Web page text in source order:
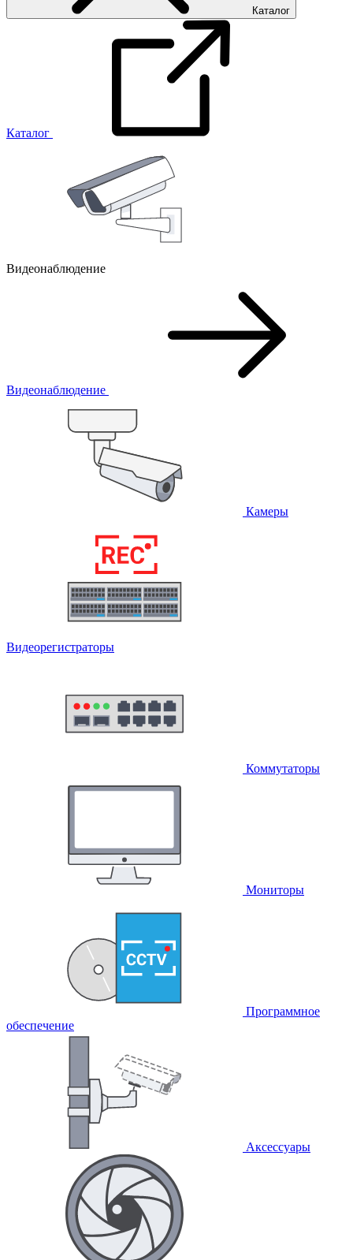
Каталог
Каталог
Видеонаблюдение
Видеонаблюдение
Камеры
Видеорегистраторы
Коммутаторы
Мониторы
Программное
обеспечение
Аксессуары